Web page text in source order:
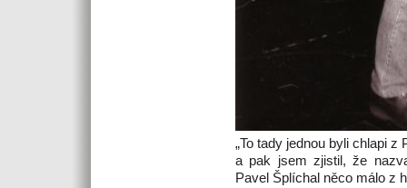
„To tady jednou byli chlapi z
a pak jsem zjistil, že
Pavel Šplíchal něco málo z